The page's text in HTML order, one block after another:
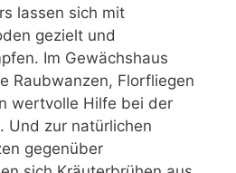
lassen sich mit
gezielt und
Im Gewächshaus
Raubwanzen, Florfliegen
wertvolle Hilfe bei der
Und zur natürlichen
gegenüber